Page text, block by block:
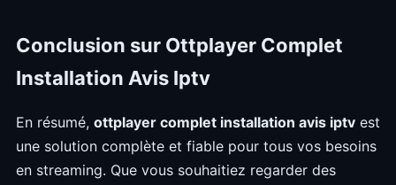
Conclusion sur Ottplayer Complet
Installation Avis Iptv
En résumé, ottplayer complet installation avis iptv est
une solution complète et fiable pour tous vos besoins
en streaming. Que vous souhaitiez regarder des